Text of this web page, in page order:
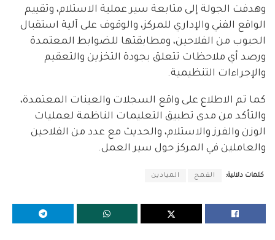
وهدفت الجولة إلى متابعة سير عملية الاستلام، وتقييم
الواقع الفني والإداري للمركز، والوقوف على آلية استقبال
الحبوب من الفلاحين، ومطابقتها للضوابط المعتمدة
ورصد أي ملاحظات تتعلق بجودة التخزين والتعقيم
والإجراءات التنظيمية.
كما تم الاطلاع على واقع السجلات والعينات المعتمدة،
والتأكد من مدى تطبيق التعليمات الناظمة لعمليات
الوزن والفرز والاستلام، والحديث مع عدد من الفلاحين
والعاملين في المركز حول سير العمل.
كلمات دلالية: القمح الميادين